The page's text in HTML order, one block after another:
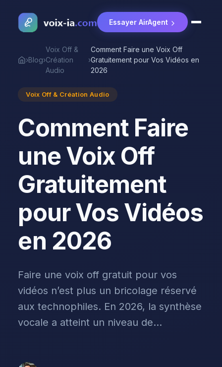
Essayer AirAgent
Accueil
›Blog›
Voix Off &
Création
Audio
›
Comment Faire une Voix Off
Gratuitement pour Vos Vidéos en
2026
Voix Off & Création Audio
Comment Faire
une Voix Off
Gratuitement
pour Vos Vidéos
en 2026
Faire une voix off gratuit pour vos
vidéos n’est plus un bricolage réservé
aux technophiles. En 2026, la synthèse
vocale a atteint un niveau de...